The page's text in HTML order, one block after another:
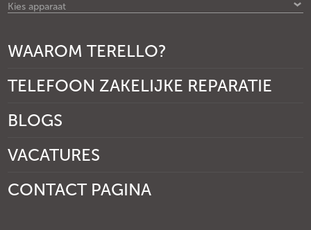
Kies apparaat
WAAROM TERELLO?
TELEFOON ZAKELIJKE REPARATIE
BLOGS
VACATURES
CONTACT PAGINA